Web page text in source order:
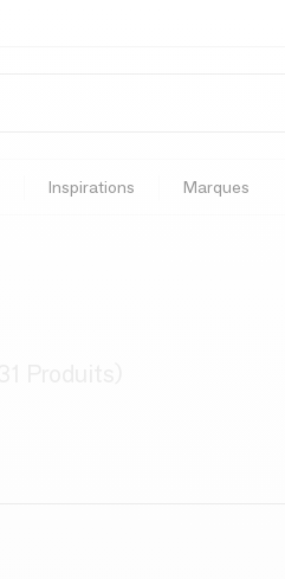
Inspirations Marques